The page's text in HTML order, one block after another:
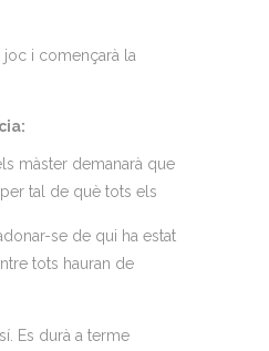
joc i començarà la
màster demanarà que
tal de què tots els
se de qui ha estat
tots hauran de
Es durà a terme